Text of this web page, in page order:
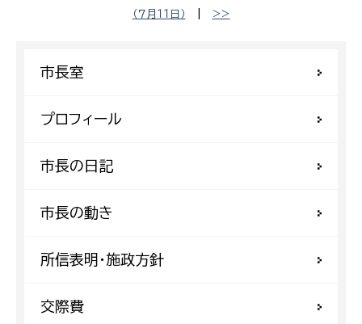
（７月１１日）
>>
市長室
プロフィール
市長の日記
市長の動き
所信表明・施政方針
交際費